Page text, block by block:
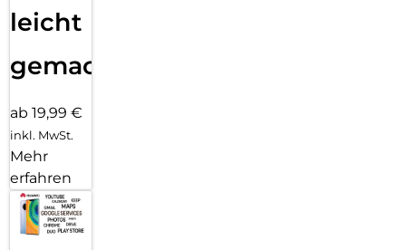
leicht
gemacht!
ab 19,99 €
inkl. MwSt.
Mehr
erfahren